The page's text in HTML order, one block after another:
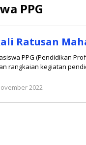
PPG
Ratusan
PPG (Pendidikan
rangkaian kegiatan
2022